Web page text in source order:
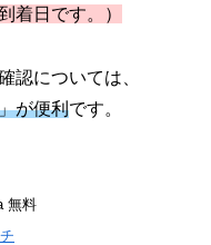
着日です。）
認については、
が便利です。
無料